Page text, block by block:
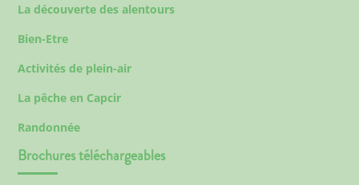
La découverte des alentours
Bien-Etre
Activités de plein-air
La pêche en Capcir
Randonnée
Brochures téléchargeables